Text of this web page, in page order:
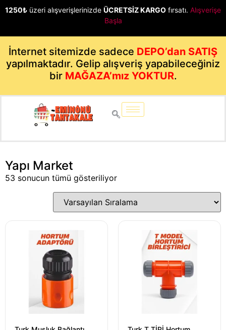
1250₺ üzeri alışverişlerinizde ÜCRETSİZ KARGO fırsatı. Alışverişe
Başla
İnternet sitemizde sadece DEPO’dan SATIŞ
yapılmaktadır. Gelip alışveriş yapabileceğiniz
bir MAĞAZA’mız YOKTUR.
Yapı Market
53 sonucun tümü gösteriliyor